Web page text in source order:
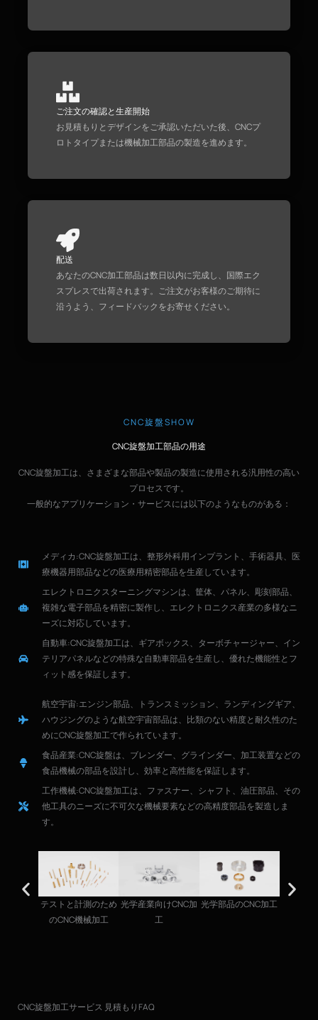
ご注文の確認と生産開始
お見積もりとデザインをご承認いただいた後、CNCプ
ロトタイプまたは機械加工部品の製造を進めます。
配送
あなたのCNC加工部品は数日以内に完成し、国際エク
スプレスで出荷されます。ご注文がお客様のご期待に
沿うよう、フィードバックをお寄せください。
CNC旋盤SHOW
CNC旋盤加工部品の用途
CNC旋盤加工は、さまざまな部品や製品の製造に使用される汎用性の高い
プロセスです。
一般的なアプリケーション・サービスには以下のようなものがある：
メディカ:CNC旋盤加工は、整形外科用インプラント、手術器具、医
療機器用部品などの医療用精密部品を生産しています。
エレクトロニクスターニングマシンは、筐体、パネル、彫刻部品、
複雑な電子部品を精密に製作し、エレクトロニクス産業の多様なニ
ーズに対応しています。
自動車:CNC旋盤加工は、ギアボックス、ターボチャージャー、イン
テリアパネルなどの特殊な自動車部品を生産し、優れた機能性とフ
ィット感を保証します。
航空宇宙:エンジン部品、トランスミッション、ランディングギア、
ハウジングのような航空宇宙部品は、比類のない精度と耐久性のた
めにCNC旋盤加工で作られています。
食品産業:CNC旋盤は、ブレンダー、グラインダー、加工装置などの
食品機械の部品を設計し、効率と高性能を保証します。
工作機械:CNC旋盤加工は、ファスナー、シャフト、油圧部品、その
他工具のニーズに不可欠な機械要素などの高精度部品を製造しま
す。
テストと計測のため
のCNC機械加工
光学産業向けCNC加
工
光学部品のCNC加工
CNC旋盤加工サービス 見積もりFAQ